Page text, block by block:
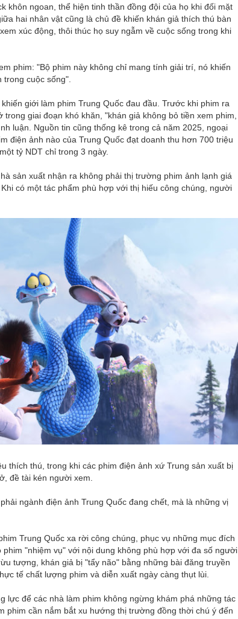
khôn ngoan, thể hiện tinh thần đồng đội của họ khi đối mặt
hai nhân vật cũng là chủ đề khiến khán giả thích thú bàn
xúc động, thôi thúc họ suy ngẫm về cuộc sống trong khi
phim: "Bộ phim này không chỉ mang tính giải trí, nó khiến
cuộc sống".
giới làm phim Trung Quốc đau đầu. Trước khi phim ra
giai đoạn khó khăn, "khán giả không bỏ tiền xem phim,
luận. Nguồn tin cũng thống kê trong cả năm 2025, ngoại
điện ảnh nào của Trung Quốc đạt doanh thu hơn 700 triệu
tỷ NDT chỉ trong 3 ngày.
sản xuất nhận ra không phải thị trường phim ảnh lạnh giá
có một tác phẩm phù hợp với thị hiếu công chúng, người
thích thú, trong khi các phim điện ảnh xứ Trung sản xuất bị
đề tài kén người xem.
ngành điện ảnh Trung Quốc đang chết, mà là những vị
Trung Quốc xa rời công chúng, phục vụ những mục đích
"nhiệm vụ" với nội dung không phù hợp với đa số người
tượng, khán giả bị "tẩy não" bằng những bài đăng truyền
tế chất lượng phim và diễn xuất ngày càng thụt lùi.
lực để các nhà làm phim không ngừng khám phá những tác
phim cần nắm bắt xu hướng thị trường đồng thời chú ý đến